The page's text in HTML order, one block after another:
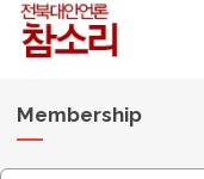
Membership